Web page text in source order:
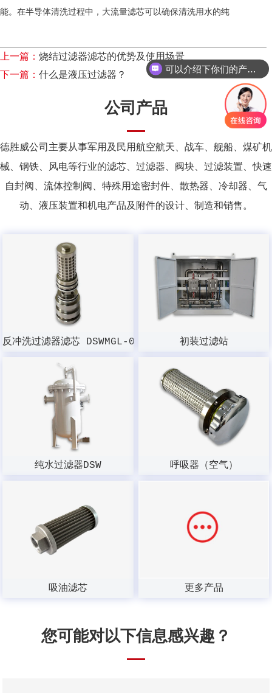
能。在半导体清洗过程中，大流量滤芯可以确保清洗用水的纯
上一篇： 烧结过滤器滤芯的优势及使用场景
下一篇： 什么是液压过滤器？
公司产品
德胜威公司主要从事军用及民用航空航天、战车、舰船、煤矿机
械、钢铁、风电等行业的滤芯、过滤器、阀块、过滤装置、快速
自封阀、流体控制阀、特殊用途密封件、散热器、冷却器、气
动、液压装置和机电产品及附件的设计、制造和销售。
反冲洗过滤器滤芯 DSWMGL-003W-100 初装过滤站
纯水过滤器DSW 呼吸器（空气）
吸油滤芯 更多产品
您可能对以下信息感兴趣？
可以介绍下你们的产品么？